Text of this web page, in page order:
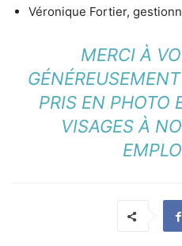
Véronique Fortier,
MERCI À
PRIS EN PHOTO
VISAGES À